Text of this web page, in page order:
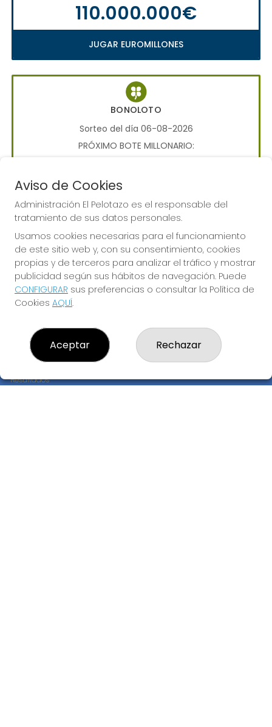
110.000.000€
JUGAR EUROMILLONES
BONOLOTO
Sorteo del día 06-08-2026
PRÓXIMO BOTE MILLONARIO:
JUGAR BONOLOTO
Imagen anterior
ADMINISTRACIÓN EL PELOTAZO
¿Quiénes somos?
Resultados
Aviso de Cookies
Administración El Pelotazo es el responsable del
tratamiento de sus datos personales.
Usamos cookies necesarias para el funcionamiento
de este sitio web y, con su consentimiento, cookies
propias y de terceros para analizar el tráfico y mostrar
publicidad según sus hábitos de navegación. Puede
CONFIGURAR sus preferencias o consultar la Política de
Cookies AQUÍ.
Aceptar Rechazar